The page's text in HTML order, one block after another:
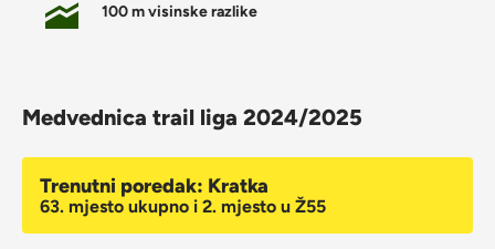
100 m visinske razlike
Medvednica trail liga 2024/2025
Trenutni poredak: Kratka
63. mjesto ukupno i 2. mjesto u Ž55